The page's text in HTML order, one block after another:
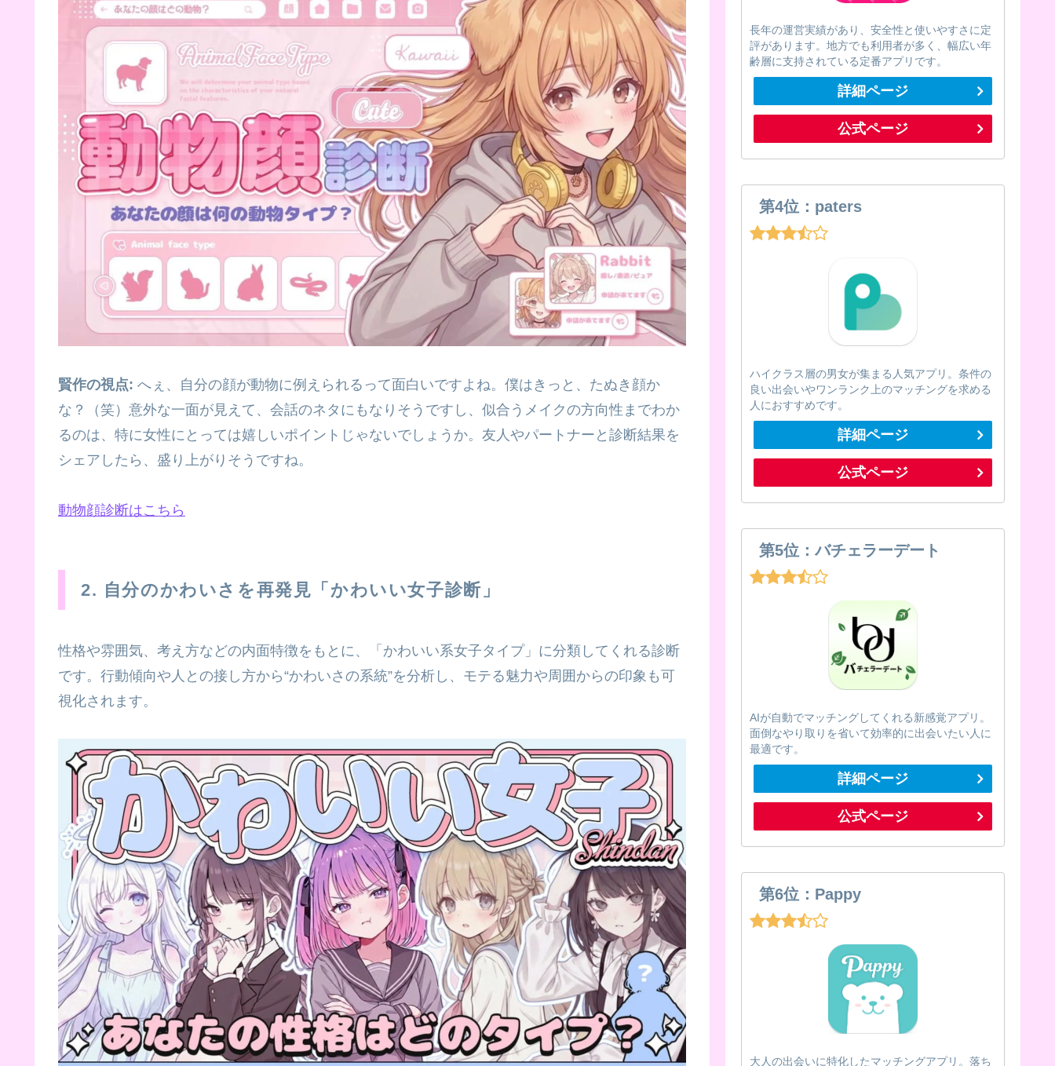
賢作の視点: へぇ、自分の顔が動物に例えられるって面白いですよね。僕はきっと、たぬき顔か
な？（笑）意外な一面が見えて、会話のネタにもなりそうですし、似合うメイクの方向性までわか
るのは、特に女性にとっては嬉しいポイントじゃないでしょうか。友人やパートナーと診断結果を
シェアしたら、盛り上がりそうですね。
動物顔診断はこちら
2. 自分のかわいさを再発見「かわいい女子診断」
性格や雰囲気、考え方などの内面特徴をもとに、「かわいい系女子タイプ」に分類してくれる診断
です。行動傾向や人との接し方から“かわいさの系統”を分析し、モテる魅力や周囲からの印象も可
視化されます。
長年の運営実績があり、安全性と使いやすさに定
評があります。地方でも利用者が多く、幅広い年
齢層に支持されている定番アプリです。
詳細ページ
公式ページ
第4位：paters
ハイクラス層の男女が集まる人気アプリ。条件の
良い出会いやワンランク上のマッチングを求める
人におすすめです。
詳細ページ
公式ページ
第5位：バチェラーデート
AIが自動でマッチングしてくれる新感覚アプリ。
面倒なやり取りを省いて効率的に出会いたい人に
最適です。
詳細ページ
公式ページ
第6位：Pappy
大人の出会いに特化したマッチングアプリ。落ち